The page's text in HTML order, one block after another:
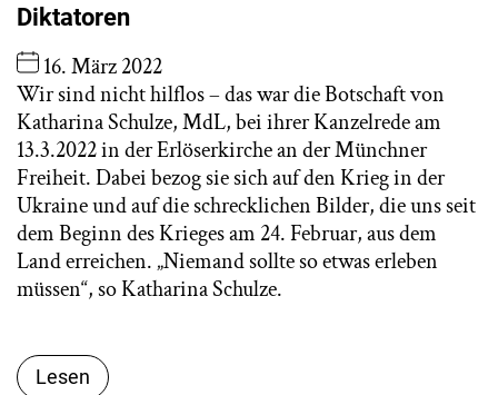
Diktatoren
16. März 2022
Wir sind nicht hilflos – das war die Botschaft von
Katharina Schulze, MdL, bei ihrer Kanzelrede am
13.3.2022 in der Erlöserkirche an der Münchner
Freiheit. Dabei bezog sie sich auf den Krieg in der
Ukraine und auf die schrecklichen Bilder, die uns seit
dem Beginn des Krieges am 24. Februar, aus dem
Land erreichen. „Niemand sollte so etwas erleben
müssen“, so Katharina Schulze.
Lesen